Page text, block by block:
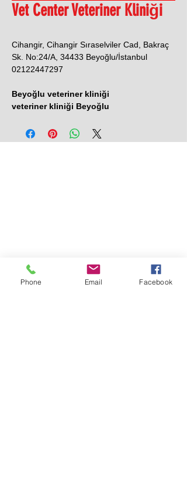
Vet Center Veteriner Kliniği
Cihangir, Cihangir Sıraselviler Cad, Bakraç
Sk. No:24/A, 34433 Beyoğlu/İstanbul
02122447297
Beyoğlu veteriner kliniği
veteriner kliniği Beyoğlu
Phone Email Facebook